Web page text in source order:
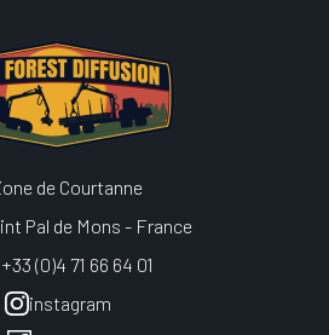
de Courtanne
Pal de Mons - France
(0)4 71 66 64 01
instagram